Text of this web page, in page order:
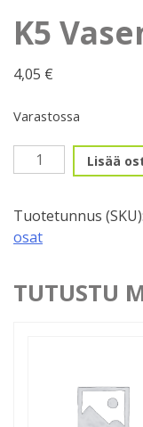
K5
4,05 €
Varastossa
Vasen
määrä
Lisää
Tuotetunnus (SKU):
osat
TUTUSTU